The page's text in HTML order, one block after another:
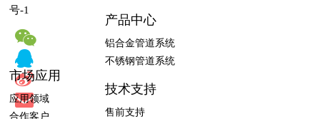
号-1
产品中心
铝合金管道系统
不锈钢管道系统
市场应用
应用领域
合作客户
技术支持
售前支持